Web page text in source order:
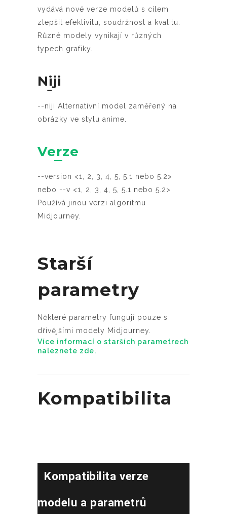
vydává nové verze modelů s cílem
zlepšit efektivitu, soudržnost a kvalitu.
Různé modely vynikají v různých
typech grafiky.
Niji
--niji Alternativní model zaměřený na
obrázky ve stylu anime.
Verze
--version <1, 2, 3, 4, 5, 5.1 nebo 5.2>
nebo --v <1, 2, 3, 4, 5, 5.1 nebo 5.2>
Používá jinou verzi algoritmu
Midjourney.
Starší
parametry
Některé parametry fungují pouze s
dřívějšími modely Midjourney.
Více informací o starších parametrech
naleznete zde.
Kompatibilita
Kompatibilita verze
modelu a parametrů